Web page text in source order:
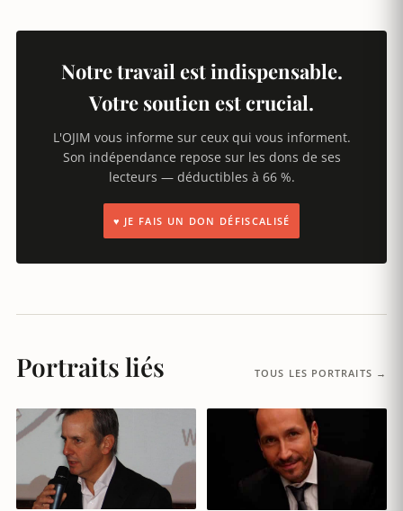
Notre travail est indispensable.
Votre soutien est crucial.
L'OJIM vous informe sur ceux qui vous informent.
Son indépendance repose sur les dons de ses
lecteurs — déductibles à 66 %.
♥ JE FAIS UN DON DÉFISCALISÉ
Portraits liés TOUS LES PORTRAITS →